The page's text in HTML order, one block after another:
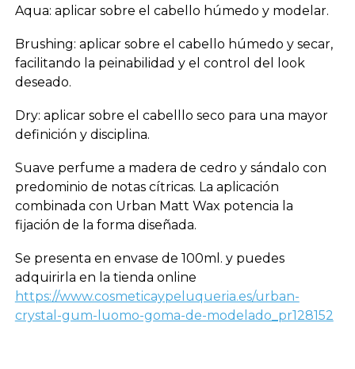
Aqua: aplicar sobre el cabello húmedo y modelar.
Brushing: aplicar sobre el cabello húmedo y secar,
facilitando la peinabilidad y el control del look
deseado.
Dry: aplicar sobre el cabelllo seco para una mayor
definición y disciplina.
Suave perfume a madera de cedro y sándalo con
predominio de notas cítricas. La aplicación
combinada con Urban Matt Wax potencia la
fijación de la forma diseñada.
Se presenta en envase de 100ml. y puedes
adquirirla en la tienda online
https://www.cosmeticaypeluqueria.es/urban-
crystal-gum-luomo-goma-de-modelado_pr128152